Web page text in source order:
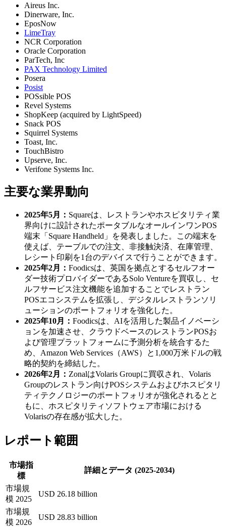
Aireus Inc.
Dinerware, Inc.
EposNow
LimeTray
NCR Corporation
Oracle Corporation
ParTech, Inc
PAX Technology Limited
Posera
Posist
POSsible POS
Revel Systems
ShopKeep (acquired by LightSpeed)
Snack POS
Squirrel Systems
Toast, Inc.
TouchBistro
Upserve, Inc.
Verifone Systems Inc.
主要な業界動向
2025年5月： Squareは、レストランやホスピタリティ業
界向けに設計されたポータブルなオールインワンPOS
端末「Square Handheld」を発表しました。この端末を
使えば、テーブルでの注文、非接触決済、在庫管理、
レシート印刷を1台のデバイスで行うことができます。
2025年2月： Foodicsは、英国を拠点とするセルフオー
ダー技術プロバイダーであるSolo Ventureを買収し、セ
ルフサービス注文機能を追加することでレストラン
POSエコシステムを拡張し、デジタルレストランソリ
ューションのポートフォリオを強化した。
2025年10月： Foodicsは、AIを活用した製品イノベーシ
ョンを加速させ、クラウドベースのレストランPOSお
よび管理プラットフォームに予測分析を統合するた
め、Amazon Web Services（AWS）と1,000万米ドルの戦
略的契約を締結した。
2026年2月： ZonalはVolaris Groupに買収され、Volaris
Groupのレストラン向けPOSシステムおよびホスピタリ
ティテクノロジーのポートフォリオが強化されるとと
もに、ホスピタリティソフトウェア市場における
Volarisの存在感が拡大した。
レポート範囲
市場指
標
詳細とデータ (2025-2034)
市場規
模 2025
USD 26.18 billion
市場規
模 2026
USD 28.83 billion